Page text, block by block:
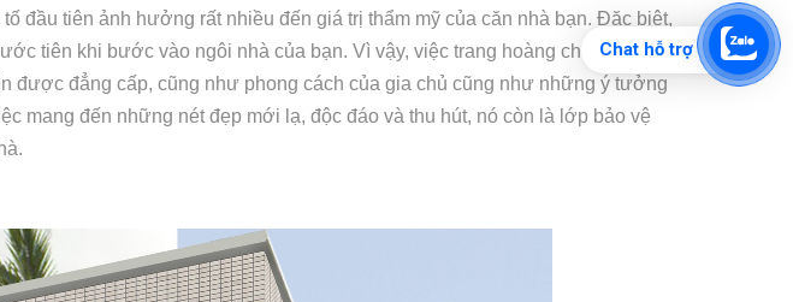
đầu tiên ảnh hưởng rất nhiều đến giá trị thẩm mỹ của căn nhà bạn. Đặc biệt,
tiên khi bước vào ngôi nhà của bạn. Vì vậy, việc trang hoàng cho không
được đẳng cấp, cũng như phong cách của gia chủ cũng như những ý tưởng
mang đến những nét đẹp mới lạ, độc đáo và thu hút, nó còn là lớp bảo vệ
Chat hỗ trợ